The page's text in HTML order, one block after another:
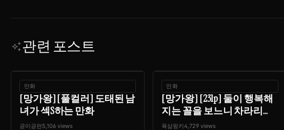
auto_awesome관련 포스트
만화
[망가왕] [풀컬러] 도태된 남
녀가 섹S하는 만화
공이공란5,106 views
만화
[망가왕] [231p] 둘이 행복해
지는 꼴을 보느니 차라리...
육삼핑키4,729 views